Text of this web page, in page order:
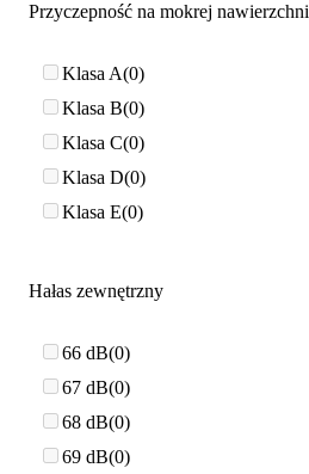
Przyczepność na mokrej nawierzchni
Klasa A 0
Klasa B 0
Klasa C 0
Klasa D 0
Klasa E 0
Hałas zewnętrzny
66 dB 0
67 dB 0
68 dB 0
69 dB 0